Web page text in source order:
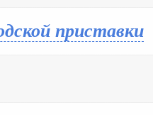
приставки